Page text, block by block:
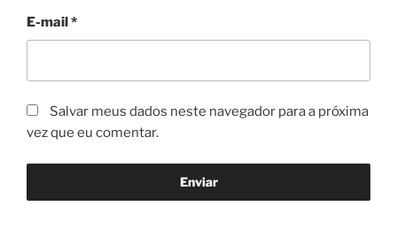
E-mail *
Salvar meus dados neste navegador para a próxima
vez que eu comentar.